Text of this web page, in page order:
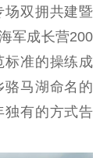
规
场双拥共建暨
军成长营200
标准的操练成
骆马湖命名的
独有的方式告